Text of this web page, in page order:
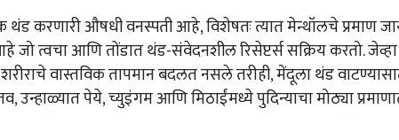
थंड करणारी औषधी वनस्पती आहे, विशेषतः त्यात मेन्थॉलचे प्रमाण
त्वचा आणि तोंडात थंड-संवेदनशील रिसेप्टर्स सक्रिय करतो. जेव्हा
वास्तविक तापमान बदलत नसले तरीही, मेंदूला थंड
उन्हाळ्यात पेये, च्युइंगम आणि मिठाईंमध्ये पुदिन्याचा मोठ्या